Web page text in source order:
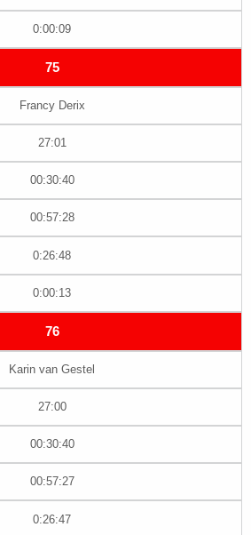
0:00:09
75
Francy Derix
27:01
00:30:40
00:57:28
0:26:48
0:00:13
76
Karin van Gestel
27:00
00:30:40
00:57:27
0:26:47